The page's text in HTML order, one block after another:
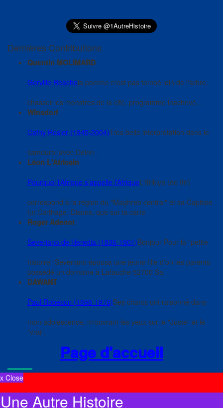
Dernières Contributions
Quentin MOLIMARD
Gerville Reachela pomme n'est pas tombé loin de l'arbre..
chasser les monstres de la cité, programme inachevé...
Winsdorf
Cathy Rosier (1945-2004)Tres belle interprétation dans le
samourai avec Delon .
Léon L'Africain
Pourquoi l’Afrique s’appelle l’AfriqueL'Ifrikiya (de Ifri)
correspond à la région du "Maghreb central" et sa Capitale
fut Carthage. Disons, que sur la carte
Roger Adenot
Severiano de Heredia (1836-1901)Bonjour Pour la "petite
histoire" Severiano épousa une jeune fille d'on les parents
possédé un domaine à Lafauche 52700 Sa
DAWANT
Paul Robeson (1898-1976)Ses chants ont raisonné dans
mon adolescence, m'ouvrant les yeux sur le "Juste" et le
"vrai".
Page d'accueil
x Close
Une Autre Histoire